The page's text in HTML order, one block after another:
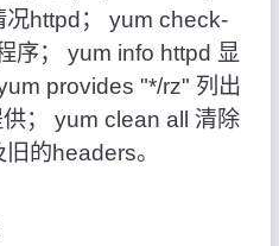
况httpd； yum check-
序； yum info httpd 显
provides "*/rz" 列出
； yum clean all 清除
的headers。